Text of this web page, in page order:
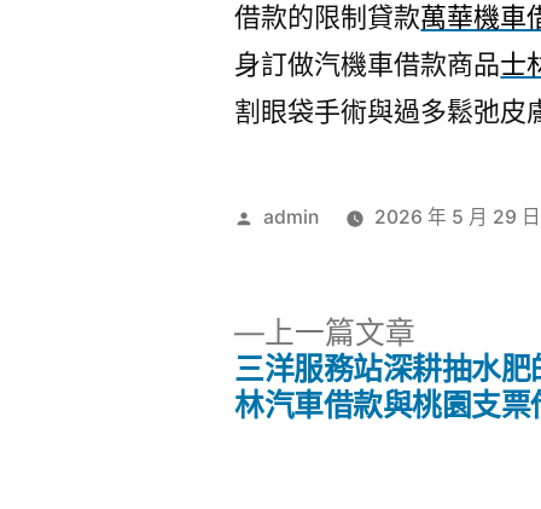
借款的限制貸款萬華機車
身訂做汽機車借款商品士
割眼袋手術與過多鬆弛皮
作
admin 2026 年 5 月 29 日
上一篇文章
一
篇
三洋服務站深耕抽水肥
林汽車借款與桃園支票